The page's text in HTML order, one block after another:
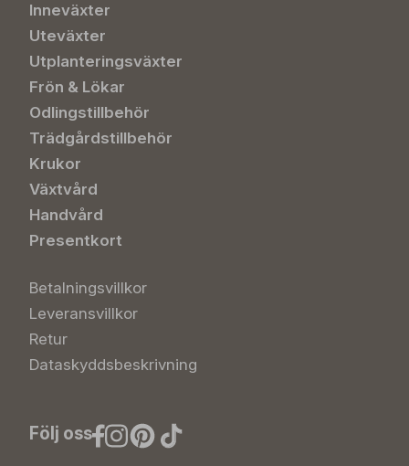
Inneväxter
Uteväxter
Utplanteringsväxter
Frön & Lökar
Odlingstillbehör
Trädgårdstillbehör
Krukor
Växtvård
Handvård
Presentkort
Betalningsvillkor
Leveransvillkor
Retur
Dataskyddsbeskrivning
Följ oss